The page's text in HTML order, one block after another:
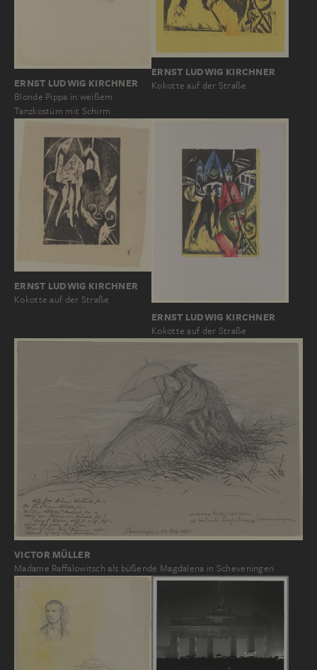
ERNST LUDWIG KIRCHNER
Blonde Pippa in weißem
Tanzkostüm mit Schirm
ERNST LUDWIG KIRCHNER
Kokotte auf der Straße
ERNST LUDWIG KIRCHNER
Kokotte auf der Straße
ERNST LUDWIG KIRCHNER
Kokotte auf der Straße
VICTOR MÜLLER
Madame Raffalowitsch als büßende Magdalena in Scheveningen